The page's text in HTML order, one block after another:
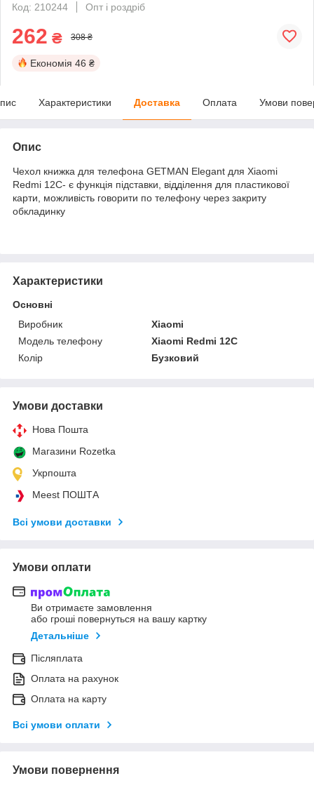
Код: 210244
Опт і роздріб
262 ₴ 308 ₴
Економія 46 ₴
Характеристики Доставка Оплата Умови
Опис
Чехол книжка для телефона GETMAN Elegant для Xiaomi
Redmi 12C- є функція підставки, відділення для пластикової
карти, можливість говорити по телефону через закриту
обкладинку
Характеристики
Основні
Виробник
Xiaomi
Модель телефону
Xiaomi Redmi 12C
Колір
Бузковий
Умови доставки
Нова Пошта
Магазини Rozetka
Укрпошта
Meest ПОШТА
Всі умови доставки
Умови оплати
Ви отримаєте замовлення
або гроші повернуться на вашу картку
Детальніше
Післяплата
Оплата на рахунок
Оплата на карту
Всі умови оплати
Умови повернення